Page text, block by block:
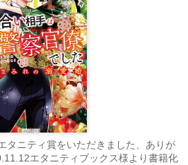
タニティ賞をいただきました、ありが
エタニティブックス様より書籍化